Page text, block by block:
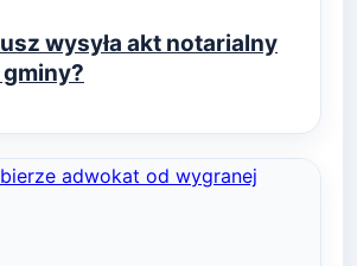
wysyła akt notarialny